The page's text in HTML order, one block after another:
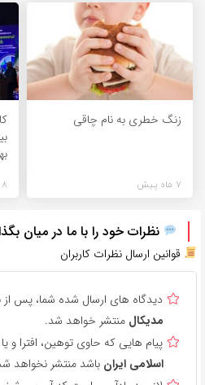
زنگ خطری به نام چاقی
7 ماه پیش 8 ماه پیش
نظرات خود را با ما در میان
قوانین ارسال نظرات کاربران
دیدگاه های ارسال شده شما، پس
مدیکال منتشر خواهد شد.
پیام هایی که حاوی توهین، افترا و
اسلامی ایران باشد منتشر نخواهد